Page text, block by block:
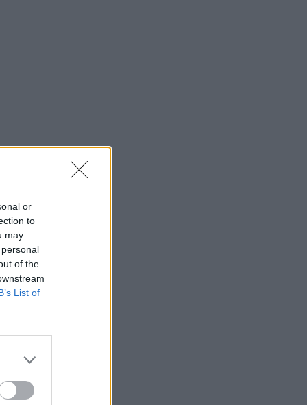
or
to
may
of the
List of